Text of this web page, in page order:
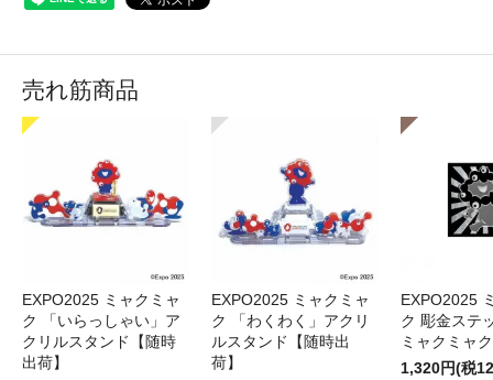
売れ筋商品
EXPO2025 ミャクミャ
ク 「いらっしゃい」ア
クリルスタンド【随時
出荷】
EXPO2025 ミャクミャ
ク 「わくわく」アクリ
ルスタンド【随時出
荷】
EXPO2025
ク 彫金ステ
ミャクミャク
1,320円(税